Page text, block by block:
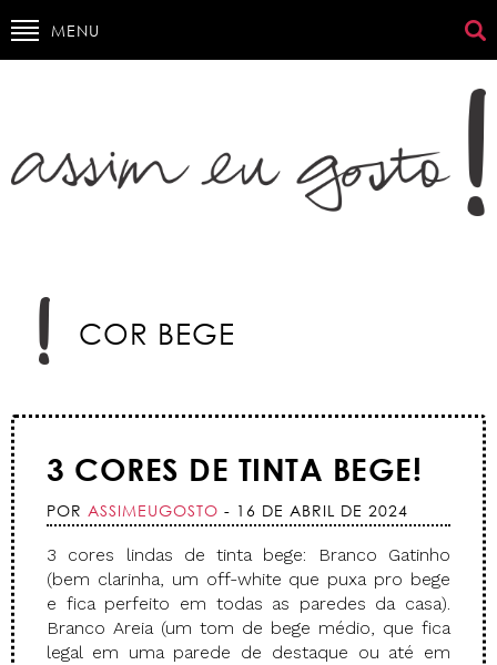
MENU
COR BEGE
3 CORES DE TINTA BEGE!
POR ASSIMEUGOSTO - 16 DE ABRIL DE 2024
3 cores lindas de tinta bege: Branco Gatinho
(bem clarinha, um off-white que puxa pro bege
e fica perfeito em todas as paredes da casa).
Branco Areia (um tom de bege médio, que fica
legal em uma parede de destaque ou até em